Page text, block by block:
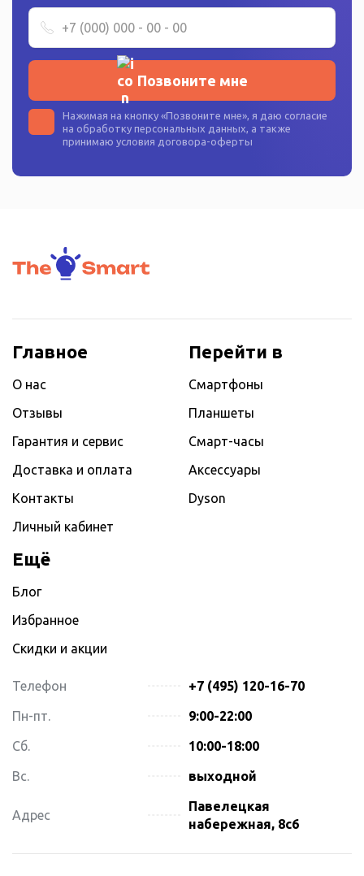
Позвоните мне
Нажимая на кнопку «Позвоните мне», я даю согласие
на обработку персональных данных, а также
принимаю условия договора-оферты
Главное
О нас
Отзывы
Гарантия и сервис
Доставка и оплата
Контакты
Личный кабинет
Перейти в
Смартфоны
Планшеты
Смарт-часы
Аксессуары
Dyson
Ещё
Блог
Избранное
Скидки и акции
Телефон +7 (495) 120-16-70
Пн-пт. 9:00-22:00
Сб. 10:00-18:00
Вс. выходной
Адрес
Павелецкая
набережная, 8с6